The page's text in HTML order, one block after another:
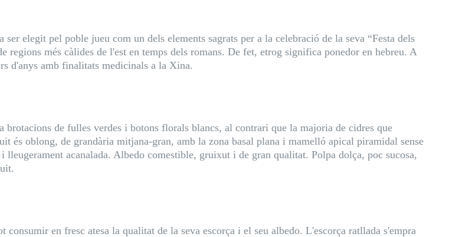
elegit pel poble jueu com un dels elements sagrats per a la celebració de la seva “Festa dels
més càlides de l'est en temps dels romans. De fet, etrog significa ponedor en hebreu. A
d'anys amb finalitats medicinals a la Xina.
brotacions de fulles verdes i botons florals blancs, al contrari que la majoria de cidres que
és oblong, de grandària mitjana-gran, amb la zona basal plana i mamelló apical piramidal sense
acanalada. Albedo comestible, gruixut i de gran qualitat. Polpa dolça, poc sucosa,
en fresc atesa la qualitat de la seva escorça i el seu albedo. L'escorça ratllada s'empra